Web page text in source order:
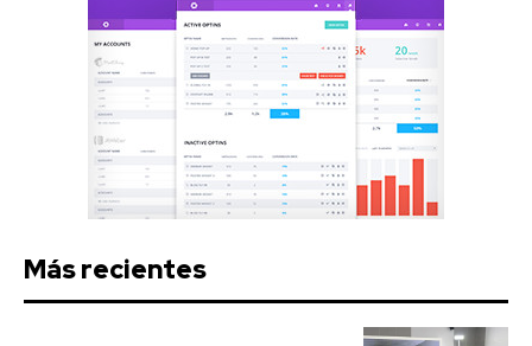
Más recientes